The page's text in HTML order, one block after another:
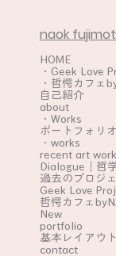
HOME
・Geek Love
・哲愕カフェ
自己紹介
about
・Works
ポートフォリオ
・works
recent art
Dialogue｜哲
過去のプロジ
Geek Love
哲愕カフェ
New
portfolio
基本レイアウト
contact
naok